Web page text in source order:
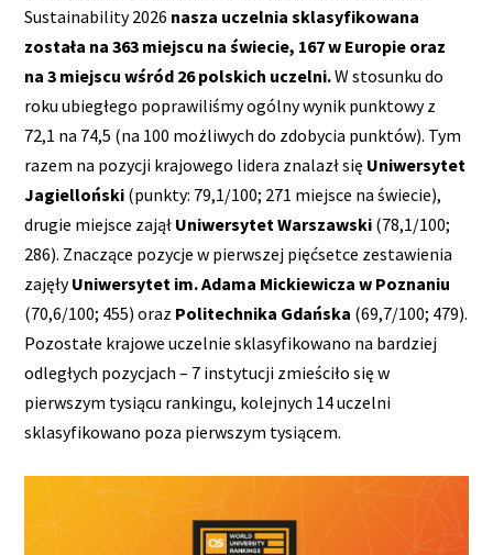
Sustainability 2026 nasza uczelnia sklasyfikowana
została na 363 miejscu na świecie, 167 w Europie oraz
na 3 miejscu wśród 26 polskich uczelni.W stosunku do
roku ubiegłego poprawiliśmy ogólny wynik punktowy z
72,1 na 74,5 (na 100 możliwych do zdobycia punktów). Tym
razem na pozycji krajowego lidera znalazł się Uniwersytet
Jagielloński (punkty: 79,1/100; 271 miejsce na świecie),
drugie miejsce zajął Uniwersytet Warszawski (78,1/100;
286). Znaczące pozycje w pierwszej pięćsetce zestawienia
zajęłyUniwersytet im. Adama Mickiewicza w Poznaniu
(70,6/100; 455) oraz Politechnika Gdańska (69,7/100; 479).
Pozostałe krajowe uczelnie sklasyfikowano na bardziej
odległych pozycjach – 7 instytucji zmieściło się w
pierwszym tysiącu rankingu, kolejnych 14 uczelni
sklasyfikowano poza pierwszym tysiącem.